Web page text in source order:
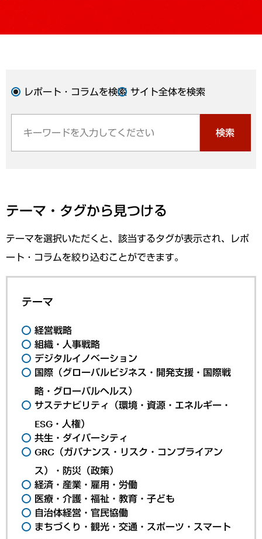
レポート・コラムを検索 サイト全体を検索
検索
テーマ・タグから見つける
テーマを選択いただくと、該当するタグが表示され、レポ
ート・コラムを絞り込むことができます。
テーマ
経営戦略
組織・人事戦略
デジタルイノベーション
国際（グローバルビジネス・開発支援・国際戦
略・グローバルヘルス）
サステナビリティ（環境・資源・エネルギー・
ESG・人権）
共生・ダイバーシティ
GRC（ガバナンス・リスク・コンプライアン
ス）・防災（政策）
経済・産業・雇用・労働
医療・介護・福祉・教育・子ども
自治体経営・官民協働
まちづくり・観光・交通・スポーツ・スマート